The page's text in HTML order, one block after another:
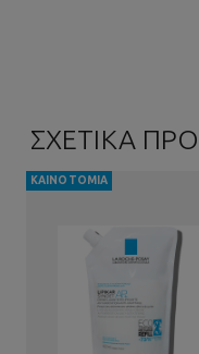
ΣΧΕΤΙΚΑ
ΚΑΙΝΟΤΟΜΊΑ